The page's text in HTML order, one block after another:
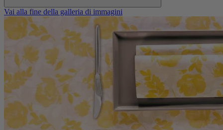
Vai alla fine della galleria di immagini